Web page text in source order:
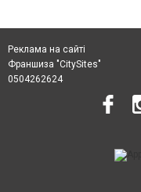
Реклама на сайті
Франшиза "CitySites"
0504262624